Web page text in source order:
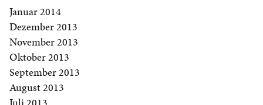
Januar 2014
Dezember 2013
November 2013
Oktober 2013
September 2013
August 2013